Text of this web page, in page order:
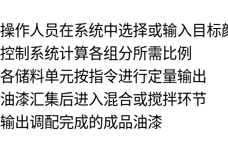
操作人员在系统中选择或输入目标
控制系统计算各组分所需比例
各储料单元按指令进行定量输出
油漆汇集后进入混合或搅拌环节
输出调配完成的成品油漆